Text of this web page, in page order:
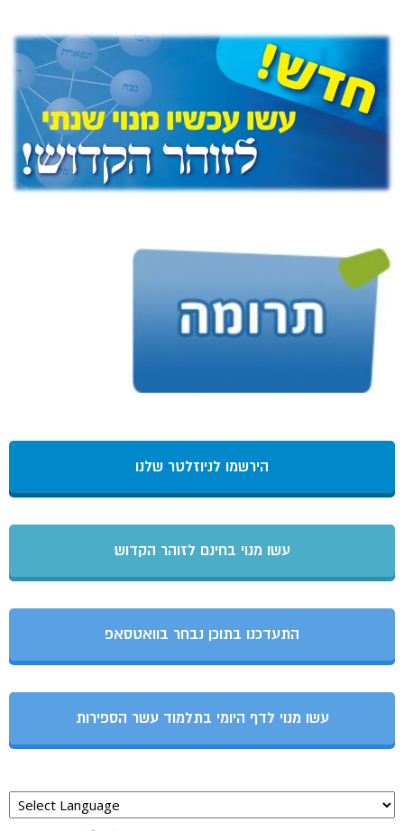
הירשמו לניוזלטר שלנו
עשו מנוי בחינם לזוהר הקדוש
התעדכנו בתוכן נבחר בוואטסאפ
עשו מנוי לדף היומי בתלמוד עשר הספירות